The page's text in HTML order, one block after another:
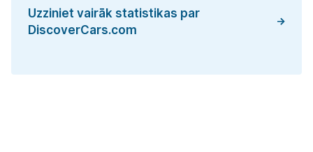
Uzziniet vairāk statistikas par
DiscoverCars.com